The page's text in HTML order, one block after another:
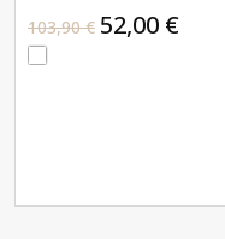
103,90 € 52,00 €